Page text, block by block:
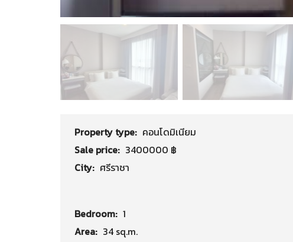
Property type: คอนโดมิเนียม
Sale price: 3400000 ฿
City: ศรีราชา
Bedroom: 1
Area: 34 sq.m.